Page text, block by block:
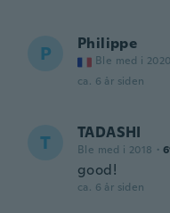
P Philippe
Ble med i 2020
ca. 6 år siden
T TADASHI
Ble med i 2018 ·
good!
ca. 6 år siden